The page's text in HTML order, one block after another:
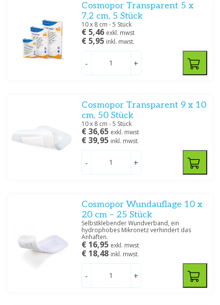
Cosmopor Transparent 5 x
7,2 cm, 5 Stück
10 x 8 cm - 5 Stück
€ 5,46 exkl. mwst
€ 5,95 inkl. mwst.
- +
Cosmopor Transparent 9 x 10
cm, 50 Stück
10 x 8 cm - 5 Stück
€ 36,65 exkl. mwst
€ 39,95 inkl. mwst.
- +
Cosmopor Wundauflage 10 x
20 cm – 25 Stück
Selbstklebender Wundverband, ein
hydrophobes Mikronetz verhindert das
Anhaften.
€ 16,95 exkl. mwst
€ 18,48 inkl. mwst.
- +